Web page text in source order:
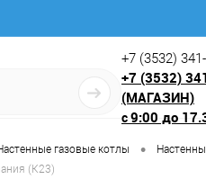
+7 (3532)
+7 (3532)
(МАГАЗИН)
с9:00 до
газовые котлы •
(К23)